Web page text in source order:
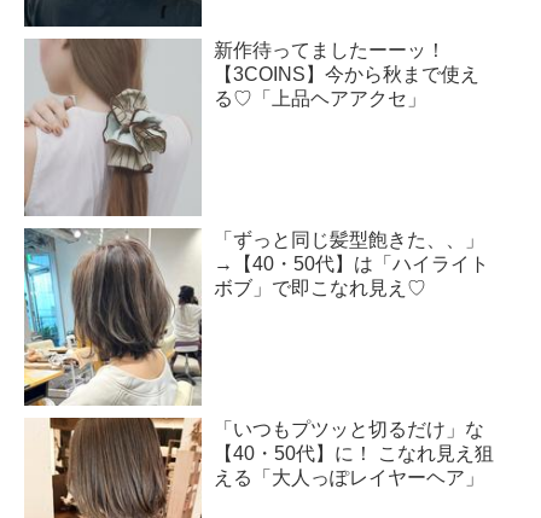
新作待ってましたーーッ！
【3COINS】今から秋まで使え
る♡「上品ヘアアクセ」
「ずっと同じ髪型飽きた、、」
→【40・50代】は「ハイライト
ボブ」で即こなれ見え♡
「いつもプツッと切るだけ」な
【40・50代】に！ こなれ見え狙
える「大人っぽレイヤーヘア」